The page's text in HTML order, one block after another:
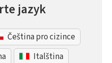
jazyk
Čeština pro cizince
Italština